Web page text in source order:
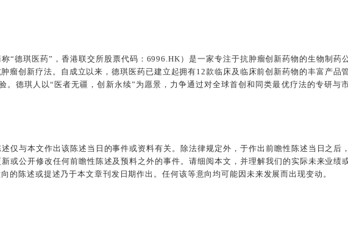
“德琪医药”，香港联交所股票代码：6996.HK）是一家专注于抗肿瘤创新药物的生物制药
瘤创新疗法。自成立以来，德琪医药已建立起拥有12款临床及临床前创新药物的丰富产品
。德琪人以“医者无疆，创新永续”为愿景，力争通过对全球首创和同类最优疗法的专研与
仅与本文作出该陈述当日的事件或资料有关。除法律规定外，于作出前瞻性陈述当日之后
或公开修改任何前瞻性陈述及预料之外的事件。请细阅本文，并理解我们的实际未来业绩
的陈述或提述乃于本文章刊发日期作出。任何该等意向均可能因未来发展而出现变动。